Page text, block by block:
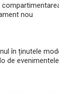
nou
în ținutele
de